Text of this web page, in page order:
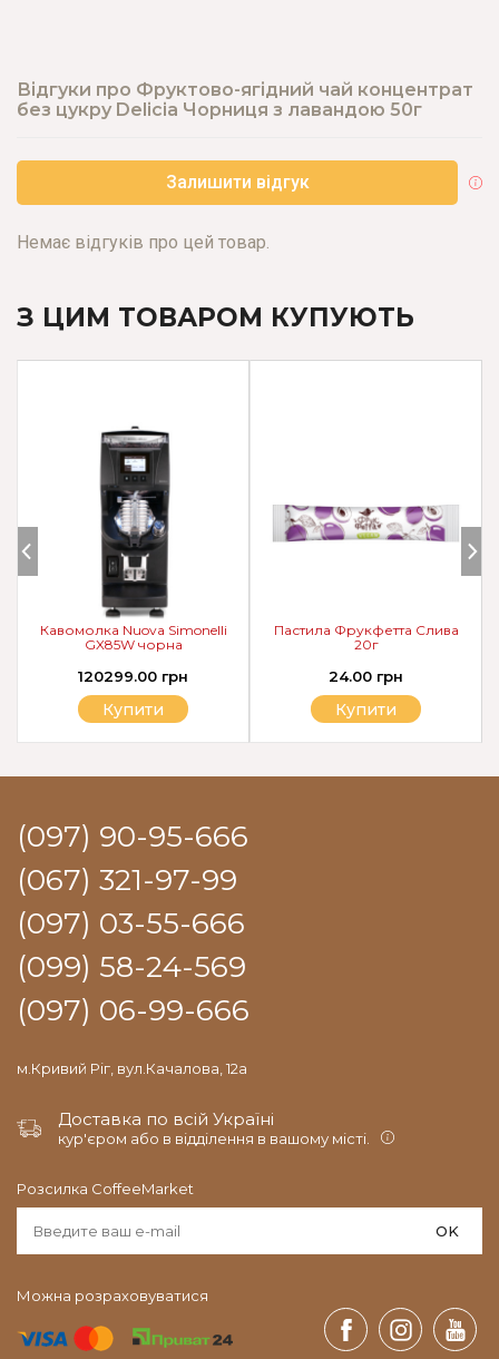
Відгуки про Фруктово-ягідний чай концентрат
без цукру Delicia Чорниця з лавандою 50г
Залишити відгук
Немає відгуків про цей товар.
З ЦИМ ТОВАРОМ КУПУЮТЬ
Пастила Фрукфетта Слива
20г
24.00 грн
Купити
Кавомолка Nuova Simonelli
GX85W чорна
120299.00 грн
Купити
(097) 90-95-666
(067) 321-97-99
(097) 03-55-666
(099) 58-24-569
(097) 06-99-666
м.Кривий Ріг, вул.Качалова, 12а
Доставка по всій Україні
кур'єром або в відділення в вашому місті.
Розсилка CoffeeMarket
OK
Можна розраховуватися